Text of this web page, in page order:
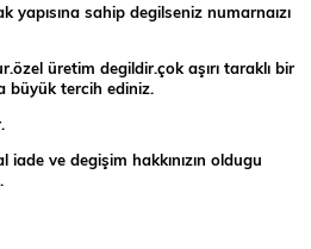
yapısına sahip degilseniz numarnaızı
üretim degildir.çok aşırı taraklı bir
büyük tercih ediniz.
iade ve degişim hakkınızın oldugu